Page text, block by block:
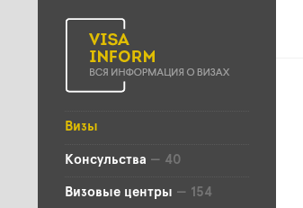
Визы
Консульства — 40
Визовые центры — 154